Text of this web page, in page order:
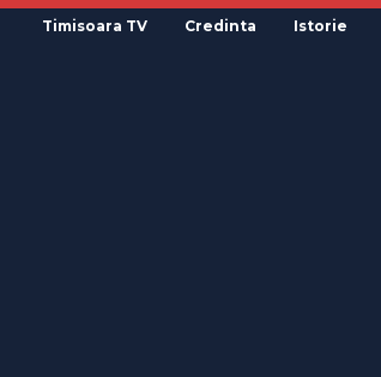
Timisoara TV Credinta Istorie